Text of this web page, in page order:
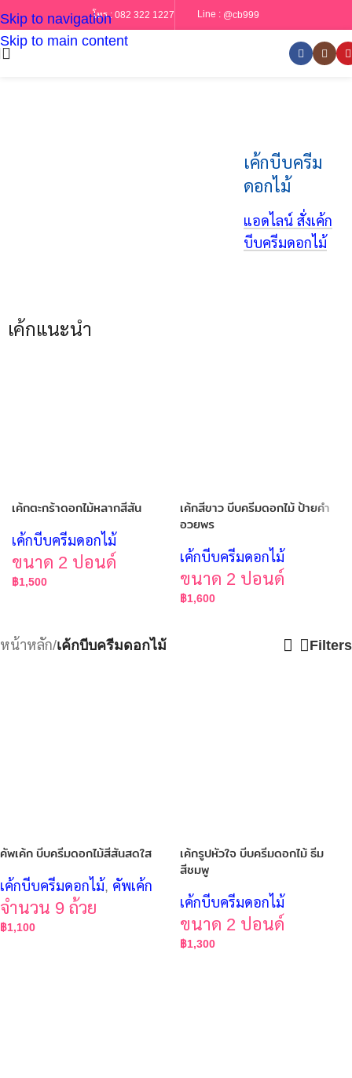
Skip to navigation
Skip to main content
โทร : 082 322 1227 Line : @cb999
เค้กบีบครีม
ดอกไม้
แอดไลน์ สั่งเค้ก
บีบครีมดอกไม้
เค้กแนะนำ
เค้กตะกร้าดอกไม้หลากสีสัน
เค้กบีบครีมดอกไม้
ขนาด 2 ปอนด์
฿1,500
เค้กสีขาว บีบครีมดอกไม้ ป้ายคำ
อวยพร
เค้กบีบครีมดอกไม้
ขนาด 2 ปอนด์
฿1,600
หน้าหลัก/เค้กบีบครีมดอกไม้ Filters
คัพเค้ก บีบครีมดอกไม้สีสันสดใส
เค้กบีบครีมดอกไม้, คัพเค้ก
จำนวน 9 ถ้วย
฿1,100
เค้กรูปหัวใจ บีบครีมดอกไม้ ธีม
สีชมพู
เค้กบีบครีมดอกไม้
ขนาด 2 ปอนด์
฿1,300